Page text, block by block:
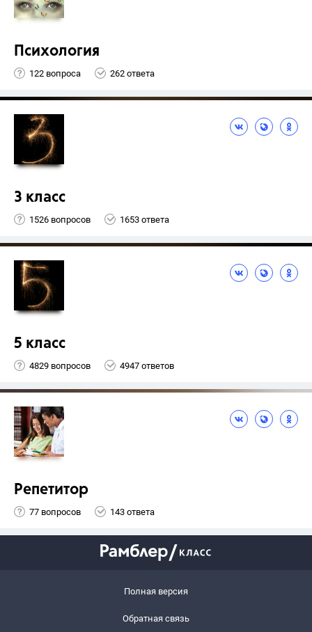
Психология
122 вопроса 262 ответа
3 класс
1526 вопросов 1653 ответа
5 класс
4829 вопросов 4947 ответов
Репетитор
77 вопросов 143 ответа
Полная версия
Обратная связь